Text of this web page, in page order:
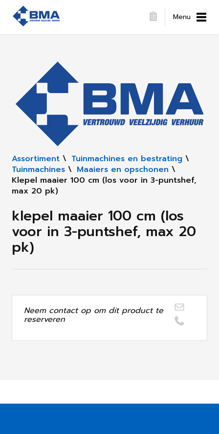
Menu
Assortiment \ Tuinmachines en bestrating \
Tuinmachines \ Maaiers en opschonen \
Klepel maaier 100 cm (los voor in 3-puntshef,
max 20 pk)
klepel maaier 100 cm (los
voor in 3-puntshef, max 20
pk)
Neem contact op om dit product te
reserveren